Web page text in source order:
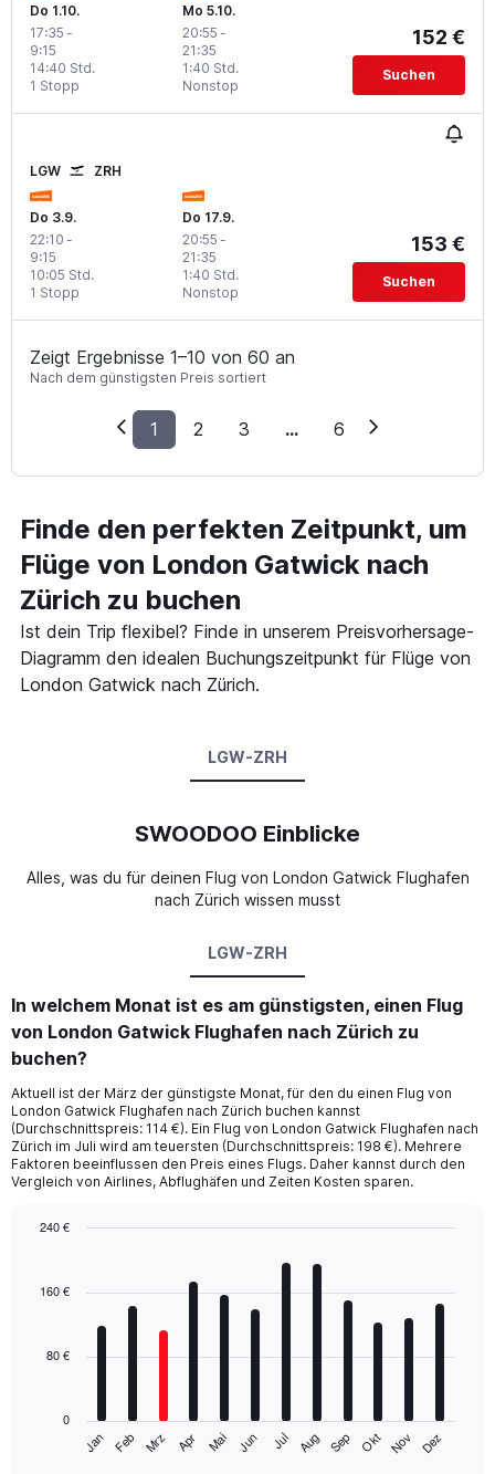
Do 1.10.
17:35 -
9:15
1 Stopp
14:40 Std.
Mo 5.10.
20:55 -
21:35
Nonstop
1:40 Std.
152 €
Suchen
LGW ZRH
Do 3.9.
22:10 -
9:15
1 Stopp
10:05 Std.
Do 17.9.
20:55 -
21:35
Nonstop
1:40 Std.
153 €
Suchen
Zeigt Ergebnisse 1–10 von 60 an
Nach dem günstigsten Preis sortiert
1 2 3 ... 6
Finde den perfekten Zeitpunkt, um
Flüge von London Gatwick nach
Zürich zu buchen
Ist dein Trip flexibel? Finde in unserem Preisvorhersage-
Diagramm den idealen Buchungszeitpunkt für Flüge von
London Gatwick nach Zürich.
LGW-ZRH
SWOODOO Einblicke
Alles, was du für deinen Flug von London Gatwick Flughafen
nach Zürich wissen musst
LGW-ZRH
In welchem Monat ist es am günstigsten, einen Flug
von London Gatwick Flughafen nach Zürich zu
buchen?
Aktuell ist der März der günstigste Monat, für den du einen Flug von
London Gatwick Flughafen nach Zürich buchen kannst
(Durchschnittspreis: 114 €). Ein Flug von London Gatwick Flughafen nach
Zürich im Juli wird am teuersten (Durchschnittspreis: 198 €). Mehrere
Faktoren beeinflussen den Preis eines Flugs. Daher kannst durch den
Vergleich von Airlines, Abflughäfen und Zeiten Kosten sparen.
with
The
Jan Feb Mrz Apr Mai Jun Jul Aug Sep Okt Nov Dez
0
80 €
160 €
240 €